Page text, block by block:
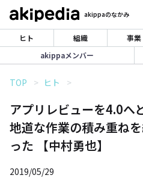
akippaのなかみ
ヒト 組織 事業
akippaメンバー
TOP ヒト
アプリレビューを4.0へ
地道な作業の積み重ね
った 【中村勇也】
2019/05/29